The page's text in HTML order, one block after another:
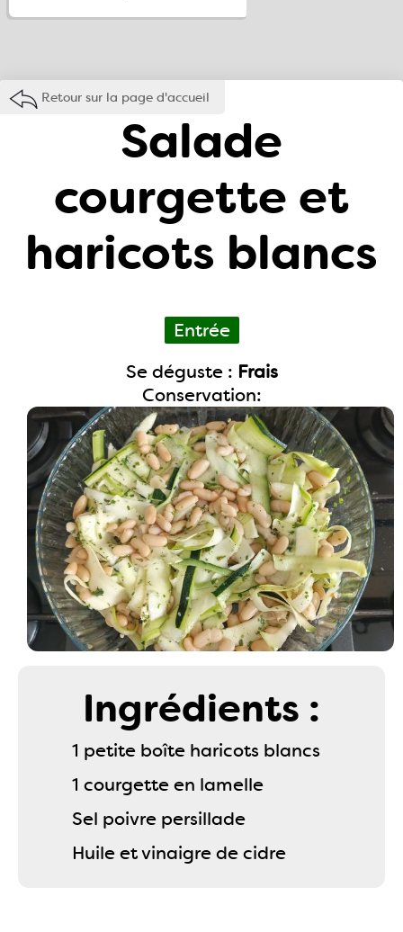
Retour sur la page d'accueil
Salade
courgette et
haricots blancs
Entrée
Se déguste : Frais
Conservation:
Ingrédients :
1 petite boîte haricots blancs
1 courgette en lamelle
Sel poivre persillade
Huile et vinaigre de cidre